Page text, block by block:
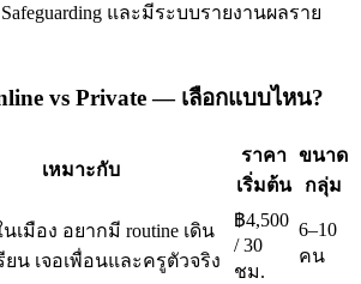
และมีระบบรายงานผลราย
vs Private — เลือกแบบไหน?
เหมาะกับ
ราคา
เริ่มต้น
ขนาด
กลุ่ม
เมือง อยากมี routine เดิน
ยน เจอเพื่อนและครูตัวจริง
฿4,500
/ 30
ชม.
6–10
คน